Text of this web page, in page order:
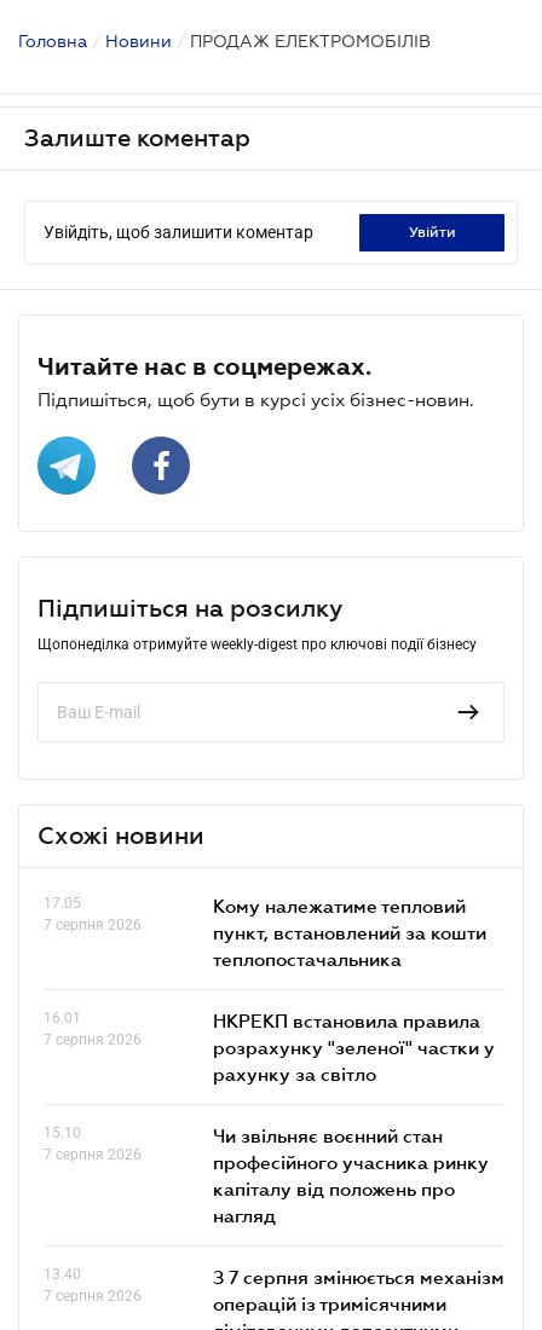
Головна / Новини / ПРОДАЖ ЕЛЕКТРОМОБІЛІВ
Залиште коментар
Увійдіть, щоб залишити коментар увійти
Читайте нас в соцмережах.
Підпишіться, щоб бути в курсі усіх бізнес-новин.
Підпишіться на розсилку
Щопонеділка отримуйте weekly-digest про ключові події бізнесу
Схожі новини
17.05
7 серпня 2026
Кому належатиме тепловий
пункт, встановлений за кошти
теплопостачальника
16.01
7 серпня 2026
НКРЕКП встановила правила
розрахунку "зеленої" частки у
рахунку за світло
15.10
7 серпня 2026
Чи звільняє воєнний стан
професійного учасника ринку
капіталу від положень про
нагляд
13.40
7 серпня 2026
З 7 серпня змінюється механізм
операцій із тримісячними